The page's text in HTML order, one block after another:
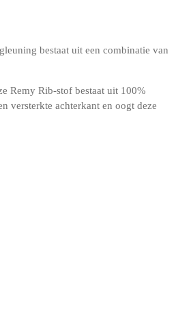
bestaat uit een combinatie van
Remy Rib-stof bestaat uit 100%
versterkte achterkant en oogt deze